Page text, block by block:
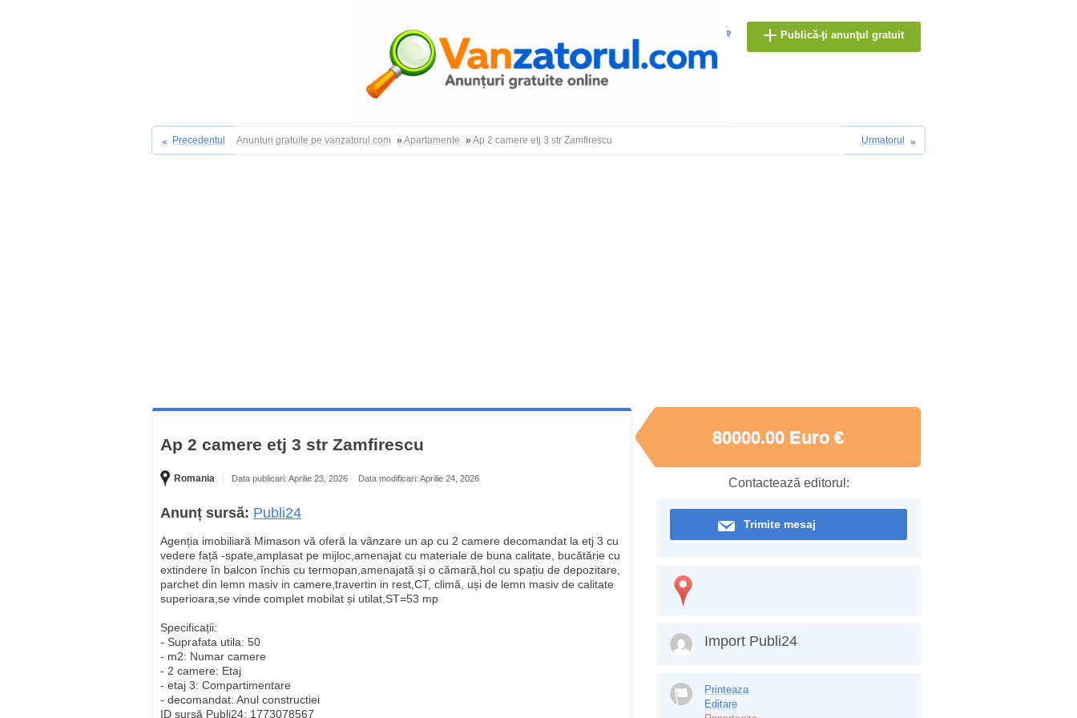
Autentificare Publică-ţi anunţul gratuit
Precedentul Urmatorul
Anunturi gratuite pe vanzatorul.com »Apartamente »Ap 2 camere etj 3 str Zamfirescu
Ap 2 camere etj 3 str Zamfirescu
Romania Data publicari: Aprilie 23, 2026 Data modificari: Aprilie 24, 2026
Anunț sursă: Publi24
Agenția imobiliară Mimason vă oferă la vânzare un ap cu 2 camere decomandat la etj 3 cu
vedere față -spate,amplasat pe mijloc,amenajat cu materiale de buna calitate, bucătărie cu
extindere în balcon închis cu termopan,amenajată și o cămară,hol cu spațiu de depozitare,
parchet din lemn masiv in camere,travertin in rest,CT, climă, uși de lemn masiv de calitate
superioara,se vinde complet mobilat și utilat,ST=53 mp
Specificații:
- Suprafata utila: 50
- m2: Numar camere
- 2 camere: Etaj
- etaj 3: Compartimentare
- decomandat: Anul constructiei
ID sursă Publi24: 1773078567
80000.00 Euro €
Contactează editorul:
Trimite mesaj
Import Publi24
Printeaza
Editare